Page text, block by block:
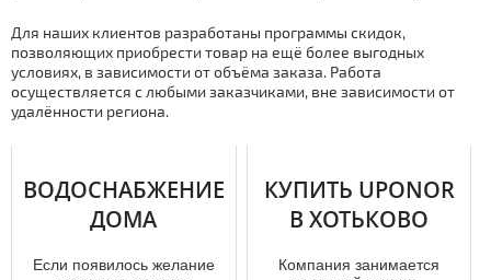
Для наших клиентов разработаны программы скидок,
позволяющих приобрести товар на ещё более выгодных
условиях, в зависимости от объёма заказа. Работа
осуществляется с любыми заказчиками, вне зависимости от
удалённости региона.
ВОДОСНАБЖЕНИЕ
ДОМА
Если появилось желание
КУПИТЬ UPONOR
В ХОТЬКОВО
Компания занимается